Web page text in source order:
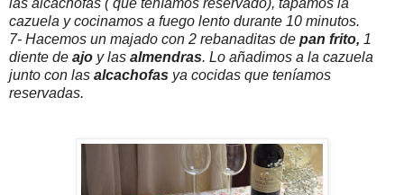
las alcachofas ( que teníamos reservado), tapamos la
cazuela y cocinamos a fuego lento durante 10 minutos.
7- Hacemos un majado con 2 rebanaditas de pan frito, 1
diente de ajo y las almendras. Lo añadimos a la cazuela
junto con las alcachofas ya cocidas que teníamos
reservadas.